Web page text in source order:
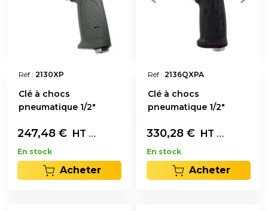
Réf : 2130XP
Clé à chocs
pneumatique 1/2"
247,48 € HT L'unité
En stock
Acheter
Réf : 2136QXPA
Clé à chocs
pneumatique 1/2"
330,28 € HT L'unité
En stock
Acheter